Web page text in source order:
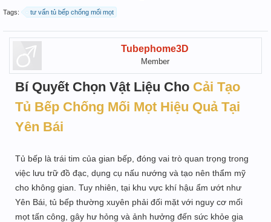
Tags: tư vấn tủ bếp chống mối mọt
Tubephome3D
Member
Bí Quyết Chọn Vật Liệu Cho Cải Tạo
Tủ Bếp Chống Mối Mọt Hiệu Quả Tại
Yên Bái
Tủ bếp là trái tim của gian bếp, đóng vai trò quan trọng trong
việc lưu trữ đồ đạc, dụng cụ nấu nướng và tạo nên thẩm mỹ
cho không gian. Tuy nhiên, tại khu vực khí hậu ẩm ướt như
Yên Bái, tủ bếp thường xuyên phải đối mặt với nguy cơ mối
mọt tấn công, gây hư hỏng và ảnh hưởng đến sức khỏe gia